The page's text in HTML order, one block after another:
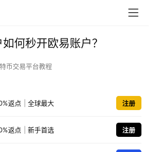
何秒开欧易账户？
币交易平台教程
返点 全球最大 注册
返点 新手首选 注册